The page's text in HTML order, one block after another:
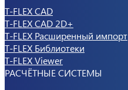
T-FLEX CAD
T-FLEX CAD 2D+
T-FLEX Расширенный импорт
T-FLEX Библиотеки
T-FLEX Viewer
РАСЧЁТНЫЕ СИСТЕМЫ